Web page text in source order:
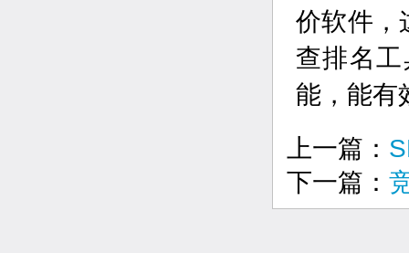
价软件，
查排名
能，能有
上一篇：
下一篇：